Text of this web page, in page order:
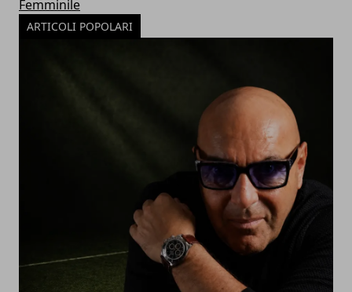
Femminile
ARTICOLI POPOLARI